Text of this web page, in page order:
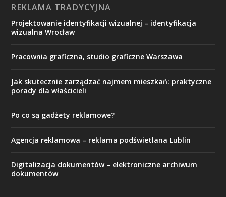
REKLAMA TRADYCYJNA
Projektowanie identyfikacji wizualnej – identyfikacja
wizualna Wrocław
Pracownia graficzna, studio graficzne Warszawa
Jak skutecznie zarządzać najmem mieszkań: praktyczne
porady dla właścicieli
Po co są gadżety reklamowe?
Agencja reklamowa – reklama podświetlana Lublin
Digitalizacja dokumentów – elektroniczne archiwum
dokumentów